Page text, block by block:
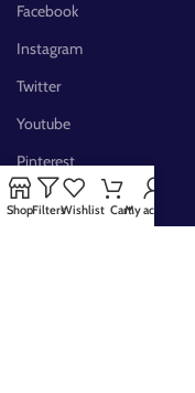
Facebook
Instagram
Twitter
Youtube
Pinterest
FB Group
ShopFiltersWishlist CartMy account